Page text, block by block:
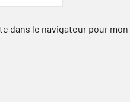
dans le navigateur pour